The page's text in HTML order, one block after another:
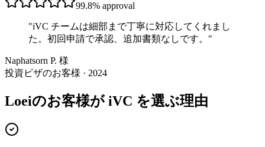
99.8% approval
"iVC チームは細部まで丁寧に対応してくれまし
た。初回申請で承認、追加書類なしです。 "
Naphatsorn P. 様
投資ビザのお客様 · 2024
Loeiのお客様が iVC を選ぶ理由